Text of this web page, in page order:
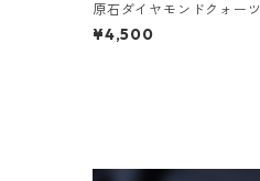
原石ダイヤモンドクォーツ
の真鍮3連ネックレス
¥4,500